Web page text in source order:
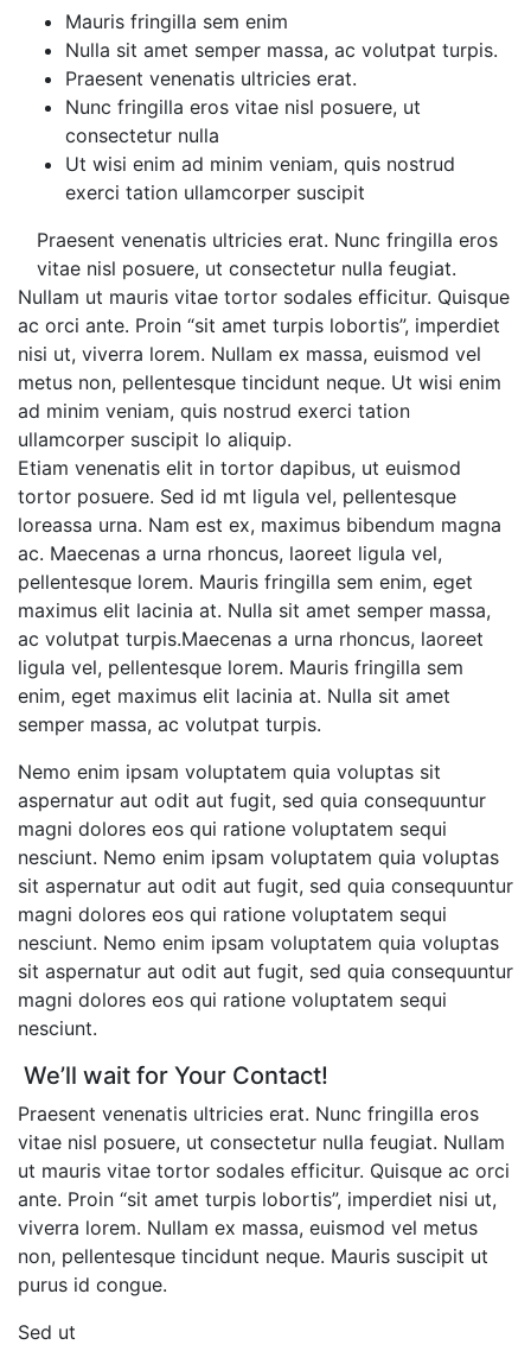
Mauris fringilla sem enim
Nulla sit amet semper massa, ac volutpat turpis.
Praesent venenatis ultricies erat.
Nunc fringilla eros vitae nisl posuere, ut
consectetur nulla
Ut wisi enim ad minim veniam, quis nostrud
exerci tation ullamcorper suscipit
Praesent venenatis ultricies erat. Nunc fringilla eros
vitae nisl posuere, ut consectetur nulla feugiat.
Nullam ut mauris vitae tortor sodales efficitur. Quisque
ac orci ante. Proin “sit amet turpis lobortis”, imperdiet
nisi ut, viverra lorem. Nullam ex massa, euismod vel
metus non, pellentesque tincidunt neque. Ut wisi enim
ad minim veniam, quis nostrud exerci tation
ullamcorper suscipit lo aliquip.
Etiam venenatis elit in tortor dapibus, ut euismod
tortor posuere. Sed id mt ligula vel, pellentesque
loreassa urna. Nam est ex, maximus bibendum magna
ac. Maecenas a urna rhoncus, laoreet ligula vel,
pellentesque lorem. Mauris fringilla sem enim, eget
maximus elit lacinia at. Nulla sit amet semper massa,
ac volutpat turpis.Maecenas a urna rhoncus, laoreet
ligula vel, pellentesque lorem. Mauris fringilla sem
enim, eget maximus elit lacinia at. Nulla sit amet
semper massa, ac volutpat turpis.
Nemo enim ipsam voluptatem quia voluptas sit
aspernatur aut odit aut fugit, sed quia consequuntur
magni dolores eos qui ratione voluptatem sequi
nesciunt. Nemo enim ipsam voluptatem quia voluptas
sit aspernatur aut odit aut fugit, sed quia consequuntur
magni dolores eos qui ratione voluptatem sequi
nesciunt. Nemo enim ipsam voluptatem quia voluptas
sit aspernatur aut odit aut fugit, sed quia consequuntur
magni dolores eos qui ratione voluptatem sequi
nesciunt.
We’ll wait for Your Contact!
Praesent venenatis ultricies erat. Nunc fringilla eros
vitae nisl posuere, ut consectetur nulla feugiat. Nullam
ut mauris vitae tortor sodales efficitur. Quisque ac orci
ante. Proin “sit amet turpis lobortis”, imperdiet nisi ut,
viverra lorem. Nullam ex massa, euismod vel metus
non, pellentesque tincidunt neque. Mauris suscipit ut
purus id congue.
Sed ut